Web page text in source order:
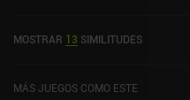
nos presenta brevemente a un
parte de la ciudad y, al más
MOSTRAR 13 SIMILITUDES
MÁS JUEGOS COMO ESTE